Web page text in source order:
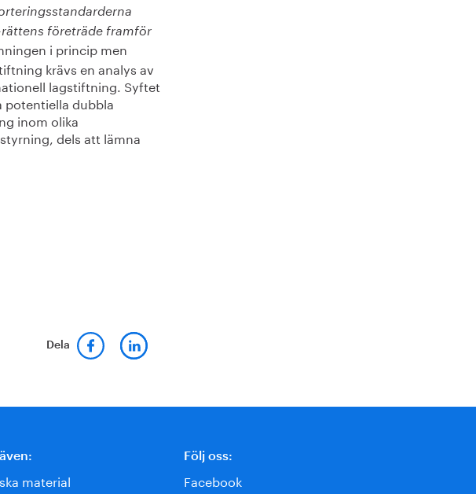
företräde framför
i princip men
krävs en analys av
lagstiftning. Syftet
potentiella dubbla
inom olika
dels att lämna
Dela
material
Följ oss:
Facebook